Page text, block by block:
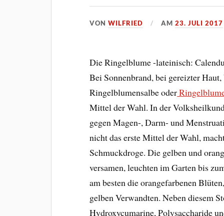
VONWILFRIED AM23. JULI 2017
Die Ringelblume -lateinisch:
Bei Sonnenbrand, bei gereizter
Ringelblumensalbe oder
Mittel der Wahl. In der
gegen Magen-, Darm- und
nicht das erste Mittel der Wahl,
Schmuckdroge. Die gelben und
versamen, leuchten im Garten bis
am besten die orangefarbenen
gelben Verwandten. Neben diesem
Hydroxycumarine, Polysaccharide